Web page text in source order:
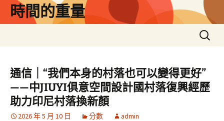
時間的重量
搜
尋
鍵
字:
通信｜“我們本身的村落也可以變得更好”
——中JIUYI俱意空間設計國村落復興經歷
助力印尼村落換新顏
2026 年 5 月 10 日 分數 admin